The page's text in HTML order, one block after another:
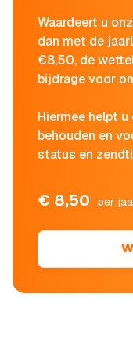
Waardeert u
dan met de
€8,50, de
bijdrage voor
Hiermee helpt
behouden en
status en
€ 8,50 per